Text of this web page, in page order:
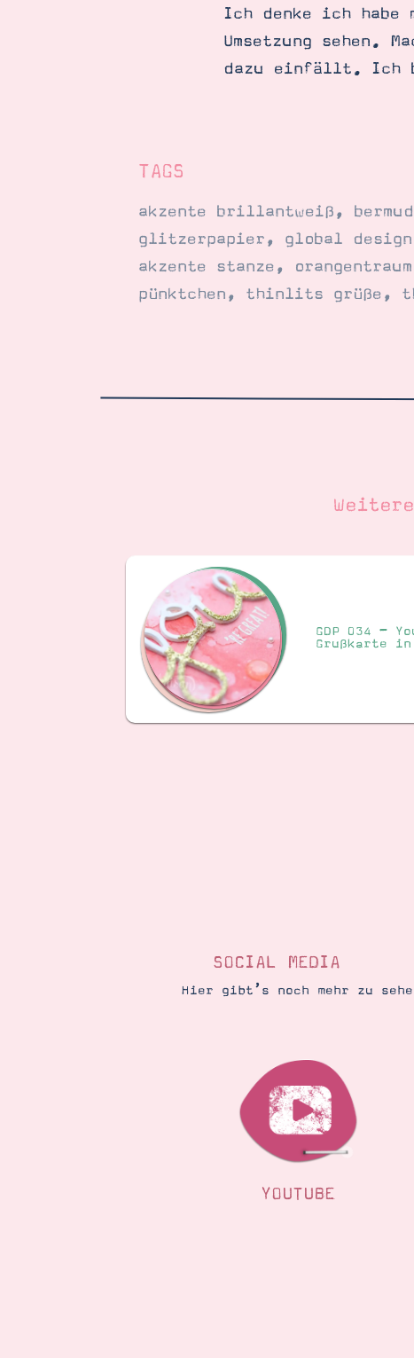
Ich denke ich habe
Umsetzung sehen.
dazu einfällt. Ich
TAGS
akzente brillantweiß,
glitzerpapier, global
akzente stanze, orangentraum
pünktchen, thinlits grüße,
GDP 034 –
Grußkarte
SOCIAL MEDIA
Hier gibt’s noch mehr zu
YOUTUBE